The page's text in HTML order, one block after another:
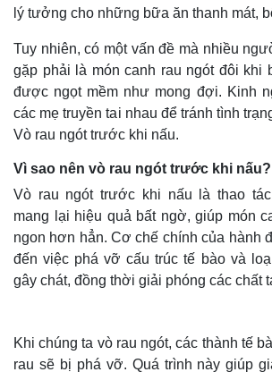
lý tưởng cho những bữa ăn thanh mát,
Tuy nhiên, có một vấn đề mà nhiều
gặp phải là món canh rau ngót đôi khi
được ngọt mềm như mong đợi. Kinh
các mẹ truyền tai nhau để tránh tình
Vò rau ngót trước khi nấu.
Vì sao nên vò rau ngót trước khi nấu?
Vò rau ngót trước khi nấu là thao
mang lại hiệu quả bất ngờ, giúp món
ngon hơn hẳn. Cơ chế chính của hành
đến việc phá vỡ cấu trúc tế bào và
gây chát, đồng thời giải phóng các chất
Khi chúng ta vò rau ngót, các thành tế
rau sẽ bị phá vỡ. Quá trình này giúp